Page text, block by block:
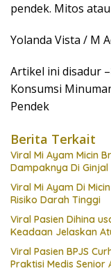
pendek. Mitos
Yolanda Vista / M
Artikel ini disadur
Konsumsi
Pendek
Berita Terkait
Viral Mi Ayam Micin
Dampaknya Di Ginjal
Viral Mi Ayam Di
Risiko Darah Tinggi
Viral Pasien Dihina
Keadaan Jelaskan
Viral Pasien BPJS
Praktisi Medis Senior